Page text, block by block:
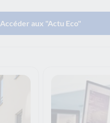
Accéder aux "Actu Eco"